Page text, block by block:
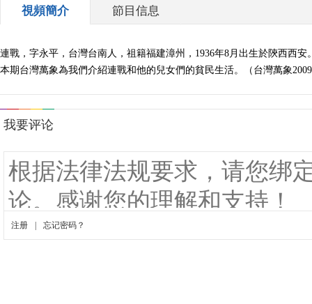
視頻簡介 節目信息
連戰，字永平，台灣台南人，祖籍福建漳州，1936年8月出生於陝西西
本期台灣萬象為我們介紹連戰和他的兒女們的貧民生活。（台灣萬象